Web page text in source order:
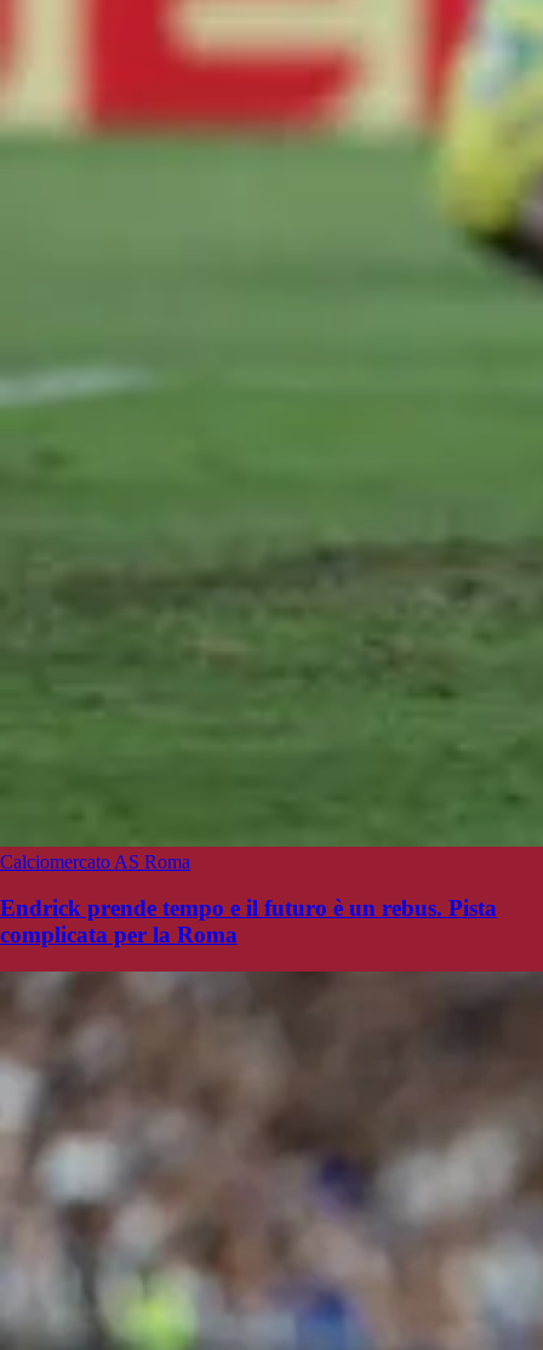
Calciomercato AS Roma
Endrick prende tempo e il futuro è un rebus. Pista
complicata per la Roma